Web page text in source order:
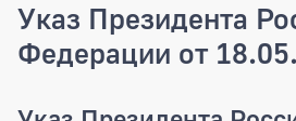
Указ Президента
Федерации от